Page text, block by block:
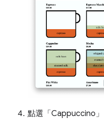
點選「Cappuccino」